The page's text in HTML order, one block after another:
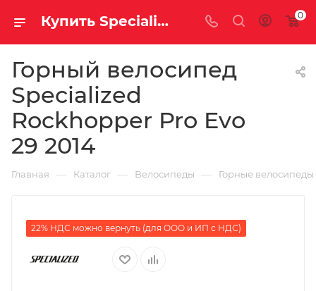
Купить Specialized Rockhopper Pro Evo 29 2014 за рублей, а со скидкой 0
Горный велосипед
Specialized
Rockhopper Pro Evo
29 2014
Главная — Каталог — Велосипеды — Горные велосипеды
22% НДС можно вернуть (для ООО и ИП с НДС)